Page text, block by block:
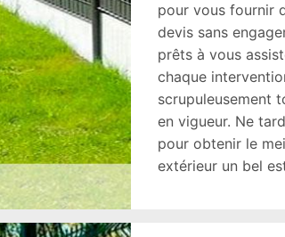
pour vous fournir
devis sans
prêts à vous
chaque
scrupuleusement
en vigueur. Ne
pour obtenir le
extérieur un bel